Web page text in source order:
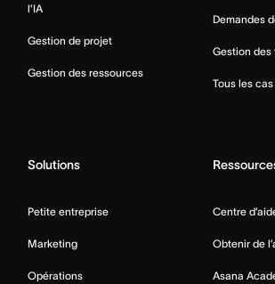
l’IA
Gestion de projet
Gestion des ressources
Demandes
Gestion des
Tous les
Solutions
Petite entreprise
Marketing
Opérations
Centre
Obtenir de
Asana